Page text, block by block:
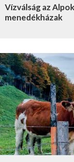
Vízválság az
menedékházak